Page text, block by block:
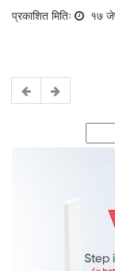
प्रकाशित मितिः १७
for: